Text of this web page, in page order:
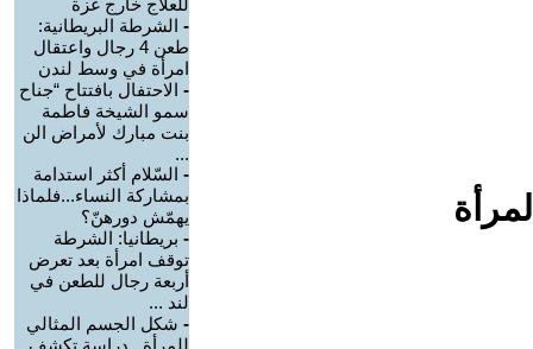
للعلاج خارج غزة
- الشرطة البريطانية:
طعن 4 رجال واعتقال
امرأة في وسط لندن
- الاحتفال بافتتاح “جناح
سمو الشيخة فاطمة
بنت مبارك لأمراض الن
...
- السّلام أكثر استدامة
بمشاركة النساء...فلماذا
يهمّش دورهنّ؟
- بريطانيا: الشرطة
توقف امرأة بعد تعرض
أربعة رجال للطعن في
لند ...
- شكل الجسم المثالي
للمرأة.. دراسة تكشف